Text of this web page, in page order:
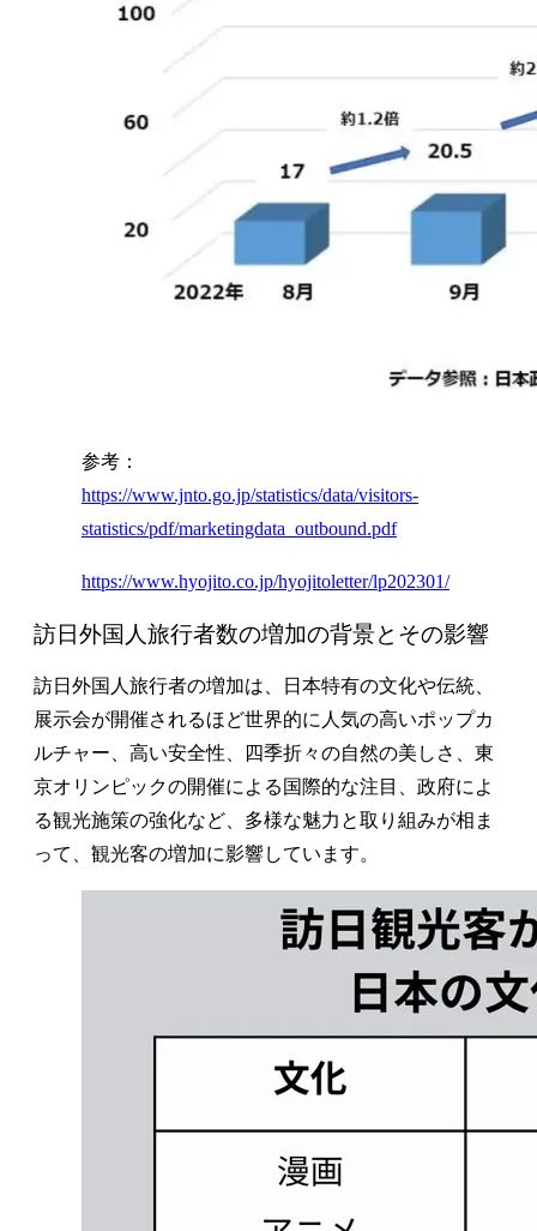
参考：
https://www.jnto.go.jp/statistics/data/visitors-
statistics/pdf/marketingdata_outbound.pdf
https://www.hyojito.co.jp/hyojitoletter/lp202301/
訪日外国人旅行者数の増加の背景とその影響
訪日外国人旅行者の増加は、日本特有の文化や伝統、
展示会が開催されるほど世界的に人気の高いポップカ
ルチャー、高い安全性、四季折々の自然の美しさ、東
京オリンピックの開催による国際的な注目、政府によ
る観光施策の強化など、多様な魅力と取り組みが相ま
って、観光客の増加に影響しています。